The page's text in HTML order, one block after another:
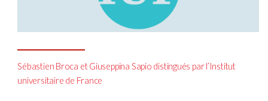
Sébastien Broca et Giuseppina Sapio distingués par l’Institut
universitaire de France